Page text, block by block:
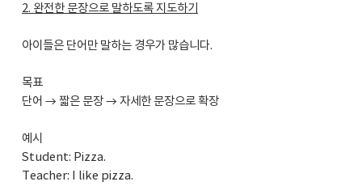
2. 완전한 문장으로 말하도록 지도하기
아이들은 단어만 말하는 경우가 많습니다.
목표
단어 → 짧은 문장 → 자세한 문장으로 확장
예시
Student: Pizza.
Teacher: I like pizza.